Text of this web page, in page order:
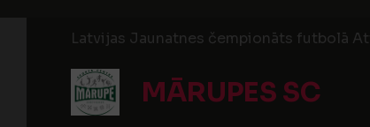
Latvijas Jaunatnes čempionāts futbolā
MĀRUPES SC